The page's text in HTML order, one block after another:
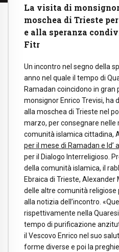
La visita di
moschea di Trieste
e alla speranza
Fitr
Un incontro nel segno della
anno nel quale il tempo di
Ramadan coincidono in gran
monsignor Enrico Trevisi, ha
alla moschea di Trieste nel
marzo, per consegnare nelle
comunità islamica cittadina,
per il mese di Ramadan e Id’
per il Dialogo Interreligioso.
della comunità islamica, il
Ebraica di Trieste,
delle altre comunità religiose
alla notizia dell’incontro.
rispettivamente nella
tempo di purificazione
il Vescovo Enrico nel suo
forme diverse e poi la